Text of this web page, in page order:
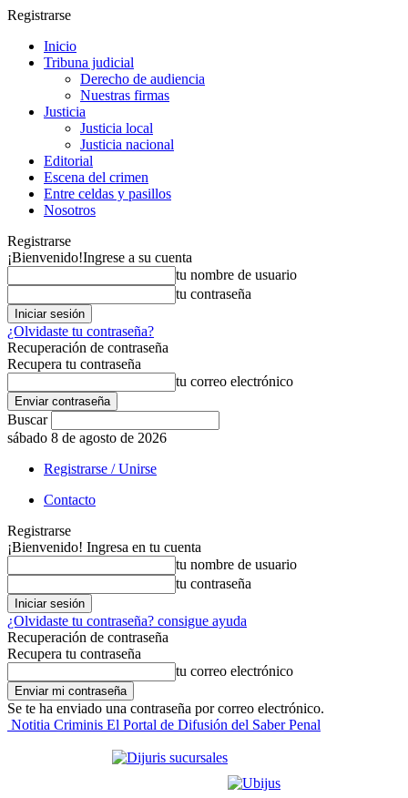
Registrarse
Inicio
Tribuna judicial
Derecho de audiencia
Nuestras firmas
Justicia
Justicia local
Justicia nacional
Editorial
Escena del crimen
Entre celdas y pasillos
Nosotros
Registrarse
¡Bienvenido!Ingrese a su cuenta
tu nombre de usuario
tu contraseña
¿Olvidaste tu contraseña?
Recuperación de contraseña
Recupera tu contraseña
tu correo electrónico
Buscar
sábado 8 de agosto de 2026
Registrarse / Unirse
Contacto
Registrarse
¡Bienvenido! Ingresa en tu cuenta
tu nombre de usuario
tu contraseña
¿Olvidaste tu contraseña? consigue ayuda
Recuperación de contraseña
Recupera tu contraseña
tu correo electrónico
Se te ha enviado una contraseña por correo electrónico.
Notitia Criminis El Portal de Difusión del Saber Penal